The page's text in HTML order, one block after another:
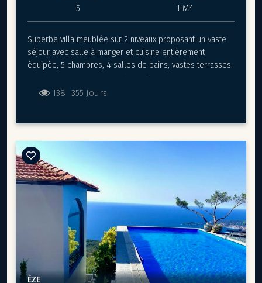
5 1 M²
Superbe villa meublée sur 2 niveaux proposant un vaste
séjour avec salle à manger et cuisine entièrement
équipée, 5 chambres, 4 salles de bains, vastes terrasses.
Piscine et poolhouse.
vue dégagée sur la mer et la campagne environnante tout
en restant très proche de Monaco.
La location comprend l'entretien jardin et piscine.
138 355 Jours
ÈZE